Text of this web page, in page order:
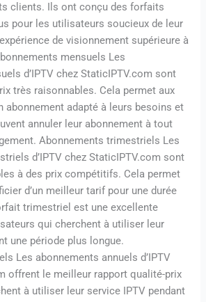
clients. Ils ont conçu des forfaits
pour les utilisateurs soucieux de leur
de visionnement supérieure à
mensuels Les
d’IPTV chez StaticIPTV.com sont
très raisonnables. Cela permet aux
abonnement adapté à leurs besoins et
annuler leur abonnement à tout
Abonnements trimestriels Les
d’IPTV chez StaticIPTV.com sont
à des prix compétitifs. Cela permet
d’un meilleur tarif pour une durée
trimestriel est une excellente
qui cherchent à utiliser leur
une période plus longue.
Les abonnements annuels d’IPTV
offrent le meilleur rapport qualité-prix
à utiliser leur service IPTV pendant